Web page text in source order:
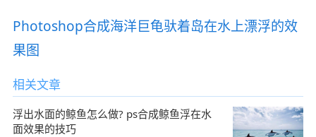
Photoshop合成海洋巨龟驮着岛在水上漂浮的效
果图
相关文章
浮出水面的鲸鱼怎么做? ps合成鲸鱼浮在水
面效果的技巧